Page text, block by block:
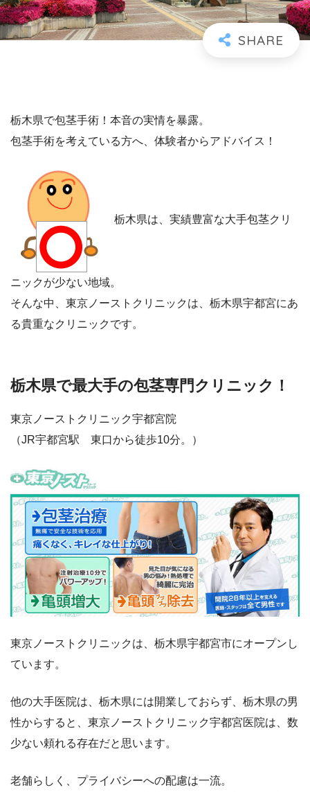
栃木県で包茎手術！本音の実情を暴露。
包茎手術を考えている方へ、体験者からアドバイス！
栃木県は、実績豊富な大手包茎クリ
ニックが少ない地域。
そんな中、東京ノーストクリニックは、栃木県宇都宮にあ
る貴重なクリニックです。
栃木県で最大手の包茎専門クリニック！
東京ノーストクリニック宇都宮院
（JR宇都宮駅 東口から徒歩10分。）
東京ノーストクリニックは、栃木県宇都宮市にオープンし
ています。
他の大手医院は、栃木県には開業しておらず、栃木県の男
性からすると、東京ノーストクリニック宇都宮医院は、数
少ない頼れる存在だと思います。
老舗らしく、プライバシーへの配慮は一流。